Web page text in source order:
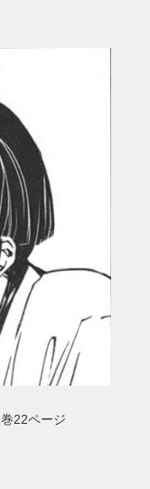
22ページ